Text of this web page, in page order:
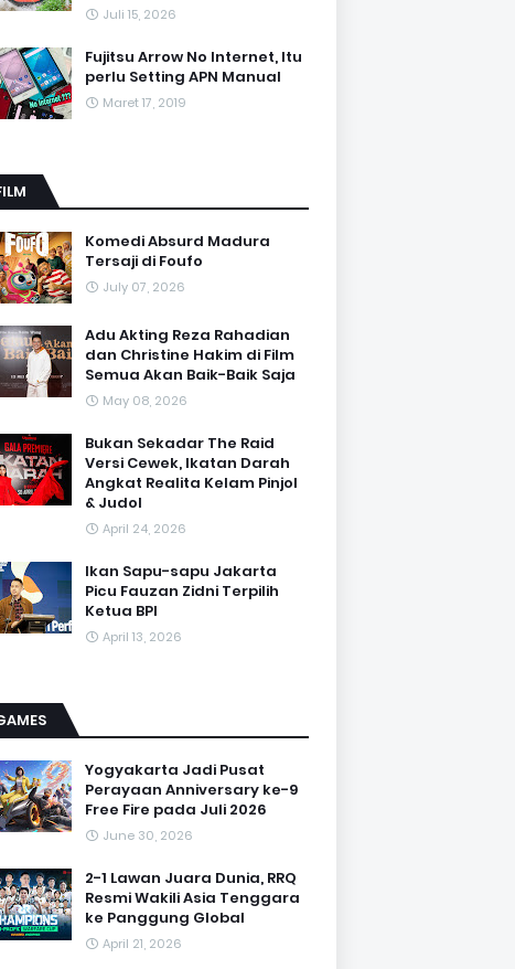
Juli 15, 2026
Fujitsu Arrow No Internet, Itu
perlu Setting APN Manual
Maret 17, 2019
Komedi Absurd Madura
Tersaji di Foufo
July 07, 2026
Adu Akting Reza Rahadian
dan Christine Hakim di Film
Semua Akan Baik-Baik Saja
May 08, 2026
Bukan Sekadar The Raid
Versi Cewek, Ikatan Darah
Angkat Realita Kelam Pinjol
& Judol
April 24, 2026
Ikan Sapu-sapu Jakarta
Picu Fauzan Zidni Terpilih
Ketua BPI
April 13, 2026
Yogyakarta Jadi Pusat
Perayaan Anniversary ke-9
Free Fire pada Juli 2026
June 30, 2026
2-1 Lawan Juara Dunia, RRQ
Resmi Wakili Asia Tenggara
ke Panggung Global
April 21, 2026